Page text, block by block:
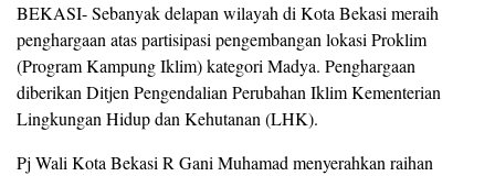
BEKASI- Sebanyak delapan wilayah di Kota Bekasi meraih
penghargaan atas partisipasi pengembangan lokasi Proklim
(Program Kampung Iklim) kategori Madya. Penghargaan
diberikan Ditjen Pengendalian Perubahan Iklim Kementerian
Lingkungan Hidup dan Kehutanan (LHK).
Pj Wali Kota Bekasi R Gani Muhamad menyerahkan raihan